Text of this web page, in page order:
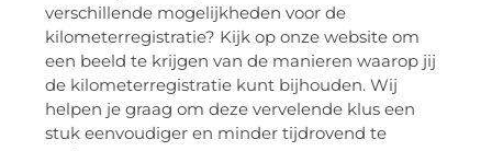
verschillende mogelijkheden voor de
kilometerregistratie? Kijk op onze website om
een beeld te krijgen van de manieren waarop jij
de kilometerregistratie kunt bijhouden. Wij
helpen je graag om deze vervelende klus een
stuk eenvoudiger en minder tijdrovend te